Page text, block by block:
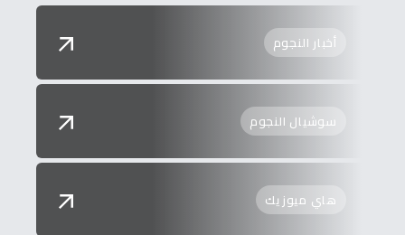
أخبار النجوم
سوشيال النجوم
هاي ميوزيك